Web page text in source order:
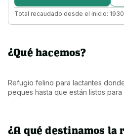
Total recaudado desde el inicio: 1930
¿Qué hacemos?
Refugio felino para lactantes
peques hasta que están listos
¿A qué destinamos la